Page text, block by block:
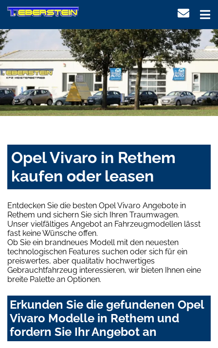
Opel Vivaro in Rethem
kaufen oder leasen
Entdecken Sie die besten Opel Vivaro Angebote in
Rethem und sichern Sie sich Ihren Traumwagen.
Unser vielfältiges Angebot an Fahrzeugmodellen lässt
fast keine Wünsche offen.
Ob Sie ein brandneues Modell mit den neuesten
technologischen Features suchen oder sich für ein
preiswertes, aber qualitativ hochwertiges
Gebrauchtfahrzeug interessieren, wir bieten Ihnen eine
breite Palette an Optionen.
Erkunden Sie die gefundenen Opel
Vivaro Modelle in Rethem und
fordern Sie Ihr Angebot an